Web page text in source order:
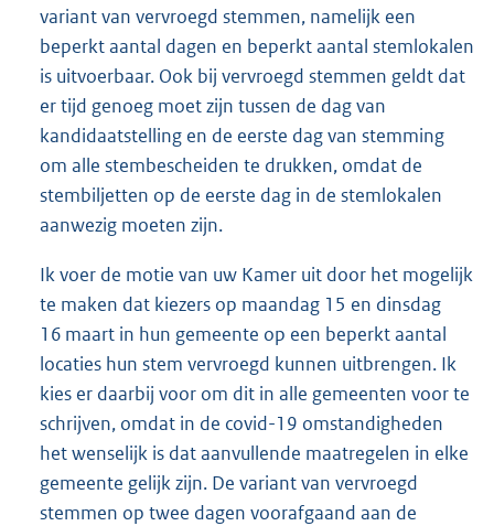
variant van vervroegd stemmen, namelijk een
beperkt aantal dagen en beperkt aantal stemlokalen
is uitvoerbaar. Ook bij vervroegd stemmen geldt dat
er tijd genoeg moet zijn tussen de dag van
kandidaatstelling en de eerste dag van stemming
om alle stembescheiden te drukken, omdat de
stembiljetten op de eerste dag in de stemlokalen
aanwezig moeten zijn.
Ik voer de motie van uw Kamer uit door het mogelijk
te maken dat kiezers op maandag 15 en dinsdag
16 maart in hun gemeente op een beperkt aantal
locaties hun stem vervroegd kunnen uitbrengen. Ik
kies er daarbij voor om dit in alle gemeenten voor te
schrijven, omdat in de covid-19 omstandigheden
het wenselijk is dat aanvullende maatregelen in elke
gemeente gelijk zijn. De variant van vervroegd
stemmen op twee dagen voorafgaand aan de